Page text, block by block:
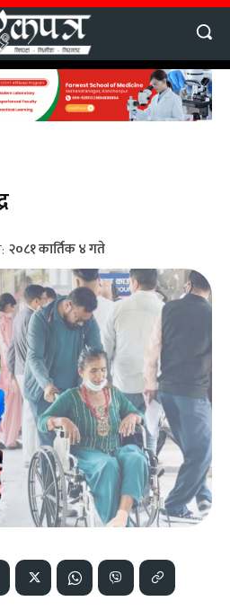
२०८१ कार्तिक ४ गते